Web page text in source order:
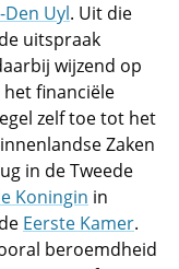
Uyl. Uit die
uitspraak
wijzend op
financiële
zelf toe tot het
Zaken
in de Tweede
Koningin in
Eerste Kamer.
beroemdheid